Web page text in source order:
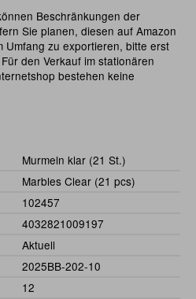
Beschränkungen der
Sie planen, diesen auf Amazon
Umfang zu exportieren, bitte erst
den Verkauf im stationären
bestehen keine
Murmeln klar (21 St.)
Marbles Clear (21 pcs)
102457
4032821009197
Aktuell
2025BB-202-10
12